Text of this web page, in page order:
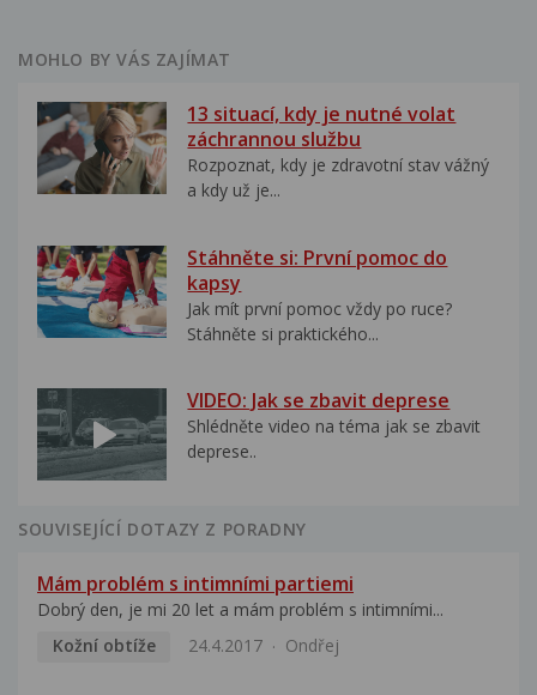
MOHLO BY VÁS ZAJÍMAT
13 situací, kdy je nutné volat
záchrannou službu
Rozpoznat, kdy je zdravotní stav vážný
a kdy už je...
Stáhněte si: První pomoc do
kapsy
Jak mít první pomoc vždy po ruce?
Stáhněte si praktického...
VIDEO: Jak se zbavit deprese
Shlédněte video na téma jak se zbavit
deprese..
SOUVISEJÍCÍ DOTAZY Z PORADNY
Mám problém s intimními partiemi
Dobrý den, je mi 20 let a mám problém s intimními...
Kožní obtíže
24.4.2017 Ondřej